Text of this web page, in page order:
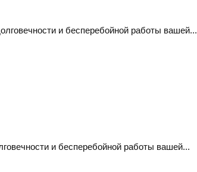
и бесперебойной работы вашей...
и бесперебойной работы вашей...